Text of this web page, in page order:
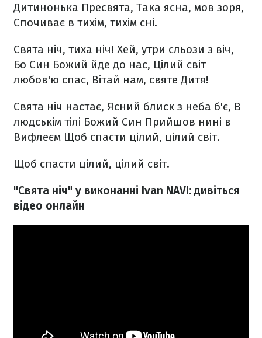
Дитинонька Пресвята, Така ясна, мов зоря,
Спочиває в тихім, тихім сні.
Свята ніч, тиха ніч! Хей, утри сльози з віч,
Бо Син Божий йде до нас, Цілий світ
любов'ю спас, Вітай нам, святе Дитя!
Свята ніч настає, Ясний блиск з неба б'є, В
людськім тілі Божий Син Прийшов нині в
Вифлеєм Щоб спасти цілий, цілий світ.
Щоб спасти цілий, цілий світ.
"Свята ніч" у виконанні Ivan NAVI: дивіться
відео онлайн